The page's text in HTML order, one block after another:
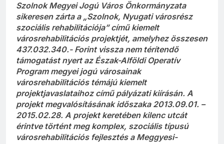
Szolnok Megyei Jogú Város Önkormányzata
sikeresen zárta a „Szolnok, Nyugati városrész
szociális rehabilitációja” című kiemelt
városrehabilitációs projektjét, amelyhez összesen
437.032.340.- Forint vissza nem térítendő
támogatást nyert az Észak-Alföldi Operatív
Program megyei jogú városainak
városrehabilitációs témájú kiemelt
projektjavaslataihoz című pályázati kiírásán. A
projekt megvalósításának időszaka 2013.09.01. –
2015.02.28. A projekt keretében kilenc utcát
érintve történt meg komplex, szociális típusú
városrehabilitációs fejlesztés a Meggyesi-